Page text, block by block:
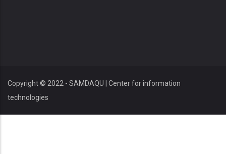
Copyright © 2022 - SAMDAQU | Center for information
technologies